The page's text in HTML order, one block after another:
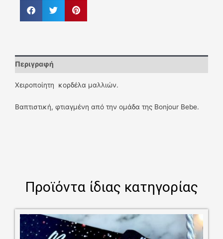
Περιγραφή
Χειροποίητη κορδέλα μαλλιών.
Βαπτιστική, φτιαγμένη από την ομάδα της Bonjour Bebe.
Προϊόντα ίδιας κατηγορίας